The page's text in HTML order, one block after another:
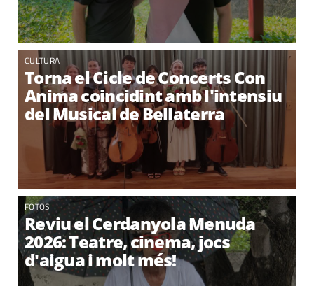
CULTURA
Torna el Cicle de Concerts Con
Anima coincidint amb l'intensiu
del Musical de Bellaterra
FOTOS
Reviu el Cerdanyola Menuda
2026: Teatre, cinema, jocs
d'aigua i molt més!